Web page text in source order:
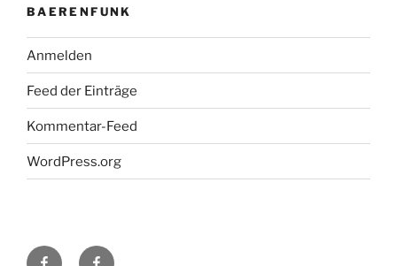
BAERENFUNK
Anmelden
Feed der Einträge
Kommentar-Feed
WordPress.org
H48 Facebook-